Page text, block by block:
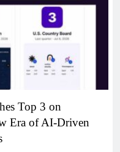
Top 3 on
Era of AI-Driven